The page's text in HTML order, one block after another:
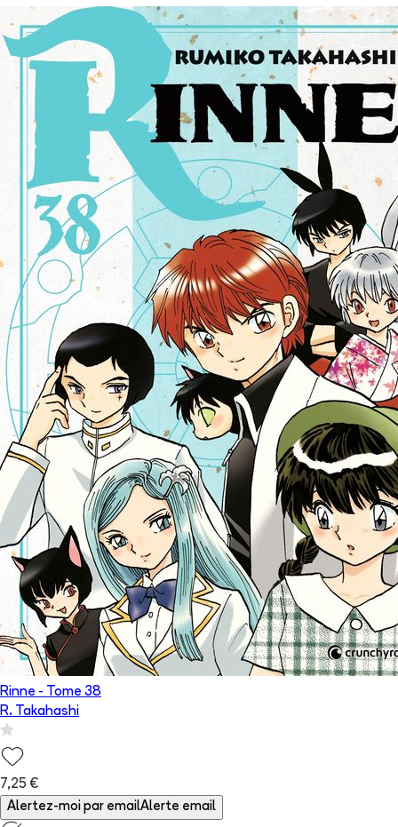
Rinne - Tome 38
R. Takahashi
7,25 €
Alertez-moi par emailAlerte email